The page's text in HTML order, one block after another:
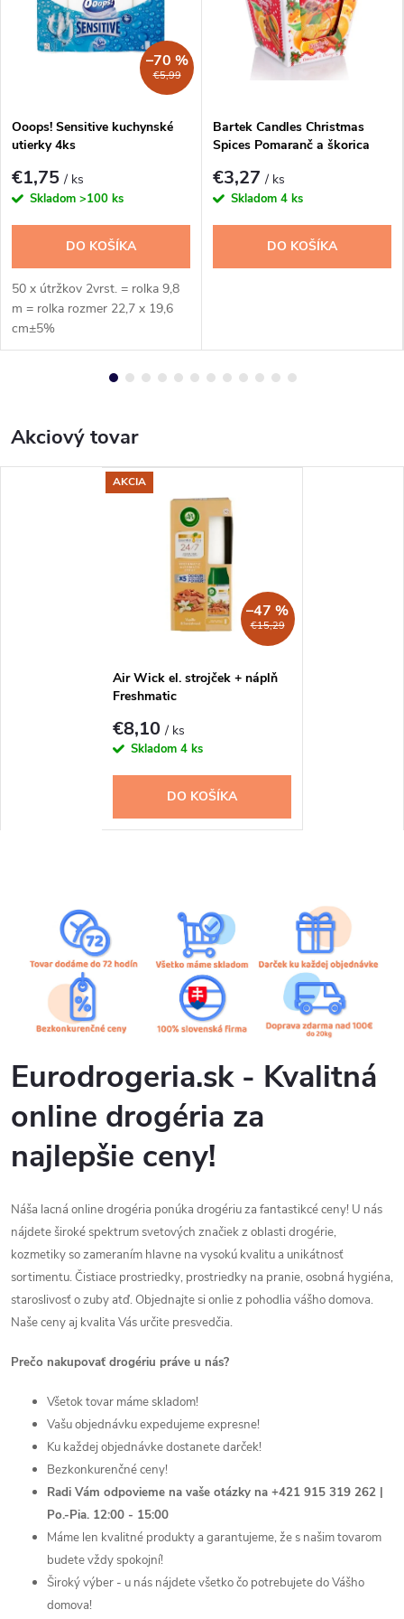
a
.
s
k
-
K
a
l
é
r
i
a
z
a
n
a
j
€5,99
–70 %
Ooops! Sensitive kuchynské
utierky 4ks
€1,75/ ks
Skladom >100 ks
DO KOŠÍKA
50 x útržkov 2vrst. = rolka 9,8
m = rolka rozmer 22,7 x 19,6
cm±5%
Bartek Candles Christmas
Spices Pomaranč a škorica
€3,27/ ks
Skladom 4 ks
DO KOŠÍKA
Akciový tovar
AKCIA
€15,29
–47 %
Air Wick el. strojček + náplň
Freshmatic
€8,10/ ks
Skladom 4 ks
DO KOŠÍKA
Eurodrogeria.sk - Kvalitná
online drogéria za
najlepšie ceny!
Náša lacná online drogéria ponúka drogériu za fantastikcé ceny! U nás
nájdete široké spektrum svetových značiek z oblasti drogérie,
kozmetiky so zameraním hlavne na vysokú kvalitu a unikátnosť
sortimentu. Čistiace prostriedky, prostriedky na pranie, osobná hygiéna,
staroslivosť o zuby atď. Objednajte si onlie z pohodlia vášho domova.
Naše ceny aj kvalita Vás určite presvedčia.
Prečo nakupovať drogériu práve u nás?
Všetok tovar máme skladom!
Vašu objednávku expedujeme expresne!
Ku každej objednávke dostanete darček!
Bezkonkurenčné ceny!
Radi Vám odpovieme na vaše otázky na +421 915 319 262 |
Po.-Pia. 12:00 - 15:00
Máme len kvalitné produkty a garantujeme, že s našim tovarom
budete vždy spokojní!
Široký výber - u nás nájdete všetko čo potrebujete do Vášho
domova!